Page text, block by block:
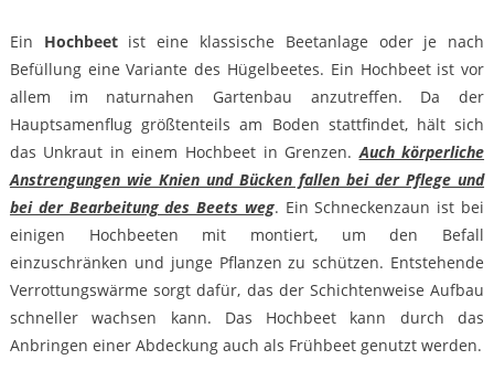
Ein Hochbeetist eine klassische Beetanlage oder je nach
Befüllung eine Variante des Hügelbeetes. Ein Hochbeet ist vor
allem im naturnahen Gartenbau anzutreffen. Da der
Hauptsamenflug größtenteils am Boden stattfindet, hält sich
das Unkraut in einem Hochbeet in Grenzen. Auch körperliche
Anstrengungen wie Knien und Bücken fallen bei der Pflege und
bei der Bearbeitung des Beets weg. Ein Schneckenzaun ist bei
einigen Hochbeeten mit montiert, um den Befall
einzuschränken und junge Pflanzen zu schützen. Entstehende
Verrottungswärme sorgt dafür, das der Schichtenweise Aufbau
schneller wachsen kann. Das Hochbeet kann durch das
Anbringen einer Abdeckung auch als Frühbeet genutzt werden.